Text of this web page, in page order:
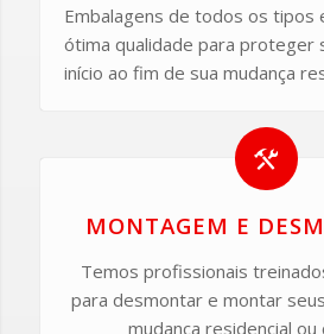
Embalagens de todos os tipos
ótima qualidade para proteger
início ao fim de sua mudança
MONTAGEM E
Temos profissionais
para desmontar e montar
mudança residencial ou